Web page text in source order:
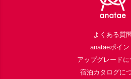
よくある質
anataeポイン
アップグレードに
宿泊カタログに